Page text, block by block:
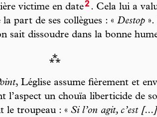
victime en date2 . Cela lui a
part de ses collègues : « Destop
sait dissoudre dans la bonne
⁂
, Léglise assume fièrement et
l’aspect un chouïa liberticide de
le troupeau : « Si l’on agit, c’est